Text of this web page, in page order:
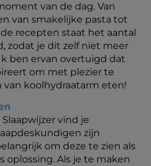
van de dag. Van
van smakelijke pasta tot
recepten staat het aantal
zodat je dit zelf niet meer
ben ervan overtuigd dat
om met plezier te
koolhydraatarm eten!
vind je
zijn
om deze te zien als
oplossing. Als je te maken